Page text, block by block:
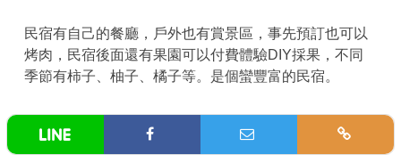
民宿有自己的餐廳，戶外也有賞景區，事先預訂也可以
烤肉，民宿後面還有果園可以付費體驗DIY採果，不同
季節有柿子、柚子、橘子等。是個蠻豐富的民宿。